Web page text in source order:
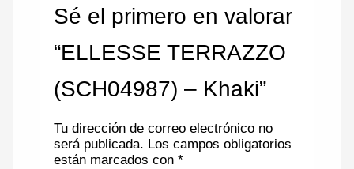
Sé el primero en valorar
“ELLESSE TERRAZZO
(SCH04987) – Khaki”
Tu dirección de correo electrónico no
será publicada. Los campos obligatorios
están marcados con*